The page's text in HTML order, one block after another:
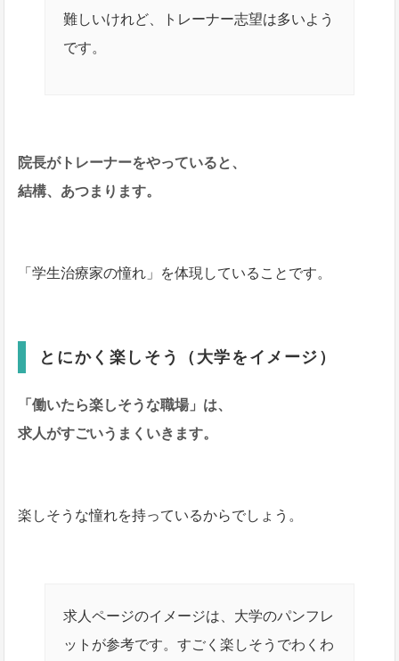
難しいけれど、トレーナー志望は多いよう
です。
院長がトレーナーをやっていると、
結構、あつまります。
「学生治療家の憧れ」を体現していることです。
とにかく楽しそう（大学をイメージ）
「働いたら楽しそうな職場」は、
求人がすごいうまくいきます。
楽しそうな憧れを持っているからでしょう。
求人ページのイメージは、大学のパンフレ
ットが参考です。すごく楽しそうでわくわ